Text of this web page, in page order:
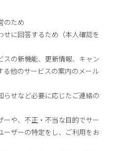
のため
せに回答するため（本人確認を
スの新機能、更新情報、キャン
る他のサービスの案内のメール
らせなど必要に応じたご連絡の
や、不正・不当な目的でサー
ーザーの特定をし、ご利用をお